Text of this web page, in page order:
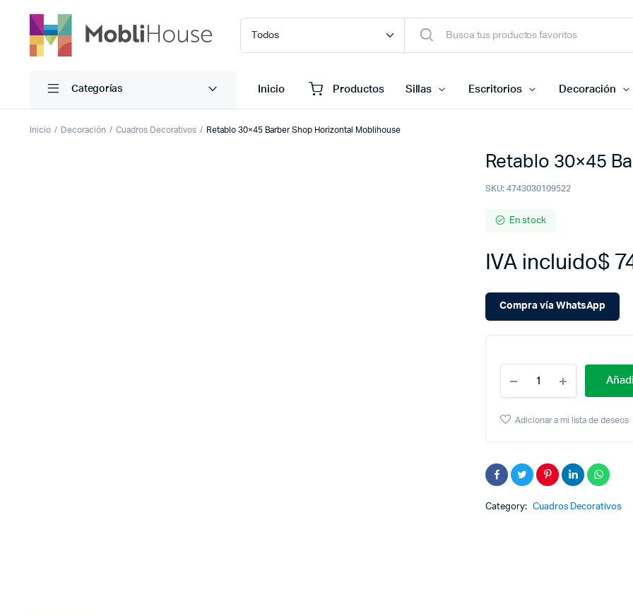
Categorías Inicio Productos Sillas Escritorios Decoración
Inicio Decoración Cuadros Decorativos Retablo 30×45 Barber Shop Horizontal Moblihouse
Retablo 30×45
SKU: 4743030109522
En stock
$
IVA incluido
Compra vía WhatsApp
Retablo
30×45
Shop
Adicionar a mi lista de deseos
Category: Cuadros Decorativos